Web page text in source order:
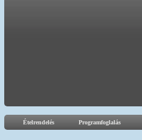
Ételrendelés Programfoglalás